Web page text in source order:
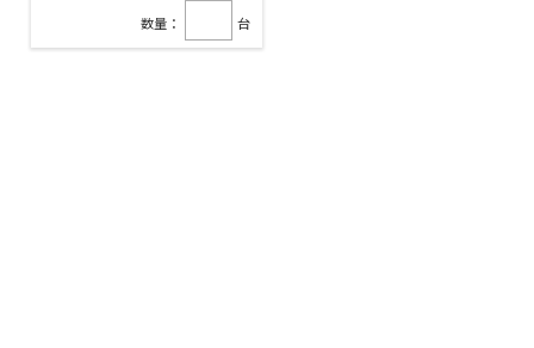
数量： 台